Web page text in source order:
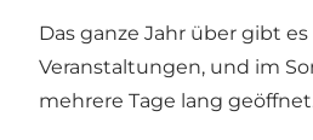
Das ganze Jahr über gibt
Veranstaltungen, und im
mehrere Tage lang